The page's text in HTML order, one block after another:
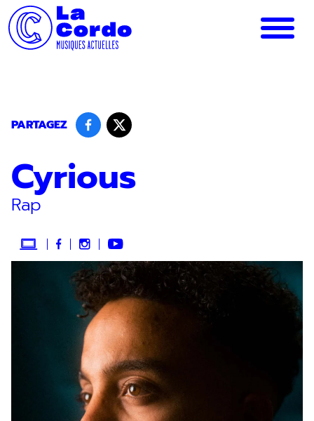
Panneau de gestion des cookies
PARTAGEZ
Cyrious
Rap